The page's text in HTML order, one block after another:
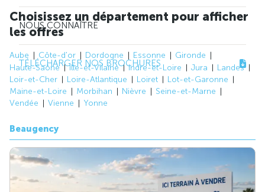
NOUS CONNAÎTRE
TÉLÉCHARGER NOS BROCHURES
Choisissez un département pour afficher
les offres
Aube Côte-d'or Dordogne Essonne
Gironde
Haute-Saône
Ille-et-Vilaine Indre-et-Loire Jura
Landes
Loir-et-Cher
Loire-Atlantique Loiret
Lot-et-Garonne
Maine-et-Loire
Morbihan Nièvre
Seine-et-Marne
Vendée
Vienne Yonne
Beaugency